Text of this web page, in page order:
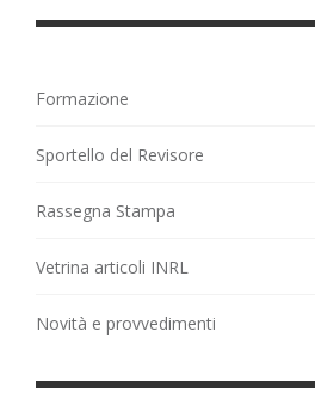
Formazione
Sportello del Revisore
Rassegna Stampa
Vetrina articoli INRL
Novità e provvedimenti